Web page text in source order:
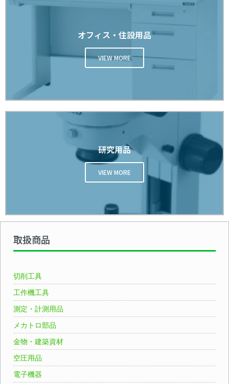
オフィス・住設用品
VIEW MORE
研究用品
VIEW MORE
取扱商品
切削工具
工作機工具
測定・計測用品
メカトロ部品
金物・建築資材
空圧用品
電子機器